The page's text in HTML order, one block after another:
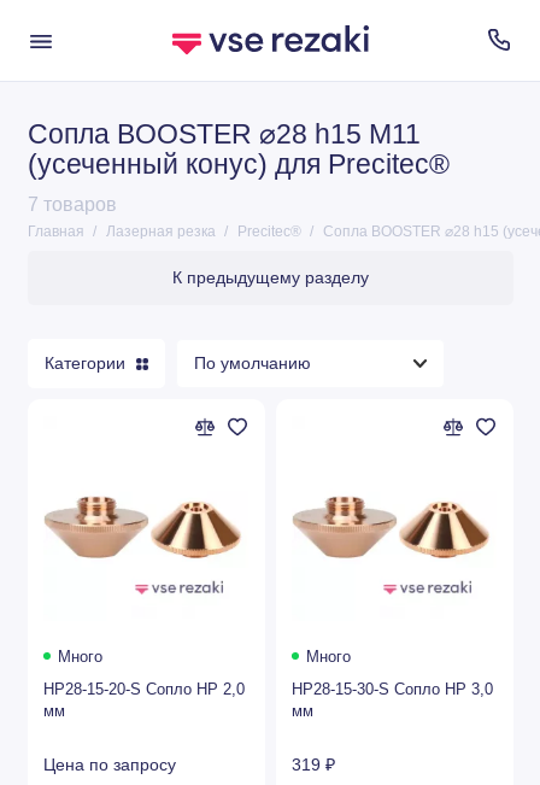
Сопла BOOSTER ⌀28 h15 M11
(усеченный конус) для Precitec®
7 товаров
Главная Лазерная резка Precitec® Сопла BOOSTER ⌀28 h15
К предыдущему разделу
LVD®
Источники Raycus
Bystronic®
Категории
Много
HP28-15-20-S Сопло HP 2,0
мм
Цена по запросу
Много
HP28-15-30-S Сопло HP 3,0
мм
319 ₽